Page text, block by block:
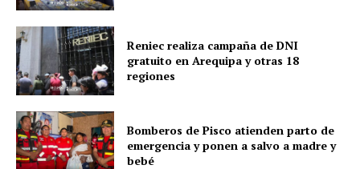
Reniec realiza campaña de DNI
gratuito en Arequipa y otras 18
regiones
Bomberos de Pisco atienden parto de
emergencia y ponen a salvo a madre y
bebé